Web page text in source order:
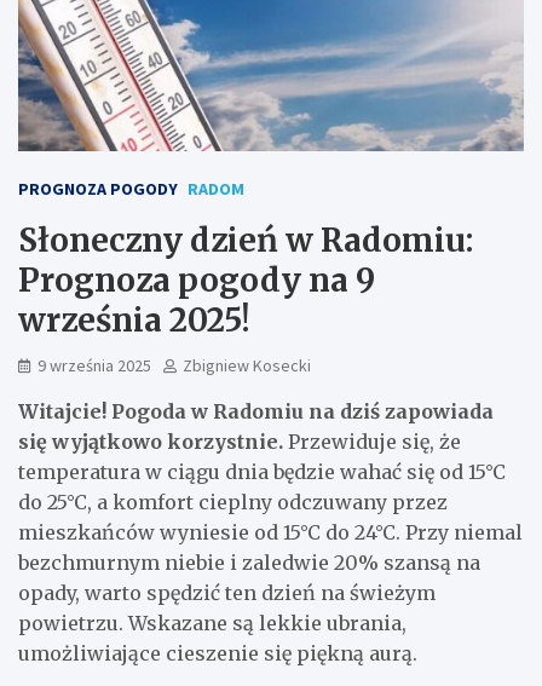
PROGNOZA POGODY RADOM
Słoneczny dzień w Radomiu:
Prognoza pogody na 9
września 2025!
9 września 2025 Zbigniew Kosecki
Witajcie! Pogoda w Radomiu na dziś zapowiada
się wyjątkowo korzystnie. Przewiduje się, że
temperatura w ciągu dnia będzie wahać się od 15°C
do 25°C, a komfort cieplny odczuwany przez
mieszkańców wyniesie od 15°C do 24°C. Przy niemal
bezchmurnym niebie i zaledwie 20% szansą na
opady, warto spędzić ten dzień na świeżym
powietrzu. Wskazane są lekkie ubrania,
umożliwiające cieszenie się piękną aurą.